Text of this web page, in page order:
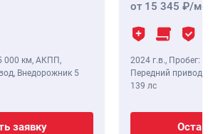
000 км, АКПП,
Внедорожник 5
заявку
от 15 345 /мес
2024 г.в., Пробег: 8
Передний привод,
139 лс